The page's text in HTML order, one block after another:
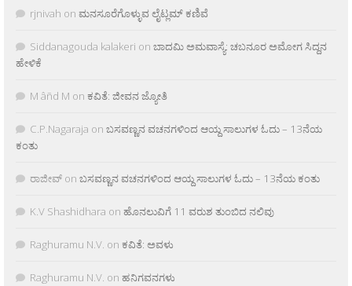
rjnivah on ಮನಸೂರೆಗೊಳ್ಳುವ ಲೈಟ್ಲಮ್ ಕಣಿವೆ
Siddanagouda kalakeri on ಬಾದಮಿ ಅಮವಾಸ್ಯೆ: ಚಬನೂರ ಅಮೋಗ ಸಿದ್ದನ
ಹೇಳಿಕೆ
M âñd M on ಕವಿತೆ: ಜೀವನ ಜ್ಯೋತಿ
C.P.Nagaraja on ಬಸವಣ್ಣನ ವಚನಗಳಿಂದ ಆಯ್ದ ಸಾಲುಗಳ ಓದು – 13ನೆಯ
ಕಂತು
ರಾಜೀವ್ on ಬಸವಣ್ಣನ ವಚನಗಳಿಂದ ಆಯ್ದ ಸಾಲುಗಳ ಓದು – 13ನೆಯ ಕಂತು
K.V Shashidhara on ಹೊನಲುವಿಗೆ 11 ವರುಶ ತುಂಬಿದ ನಲಿವು
Raghuramu N.V. on ಕವಿತೆ: ಅವಳು
Raghuramu N.V. on ಹನಿಗವನಗಳು